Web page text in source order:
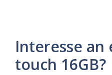
Interesse an
touch 16GB?